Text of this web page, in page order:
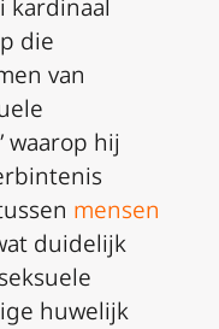
kardinaal
die
van
waarop hij
mensen
duidelijk
huwelijk